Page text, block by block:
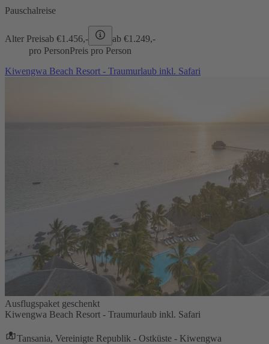
Pauschalreise
Alter Preisab €1.456,- ab €1.249,-
pro PersonPreis pro Person
Kiwengwa Beach Resort - Traumurlaub inkl. Safari
Ausflugspaket geschenkt
Kiwengwa Beach Resort - Traumurlaub inkl. Safari
Tansania, Vereinigte Republik - Ostküste - Kiwengwa